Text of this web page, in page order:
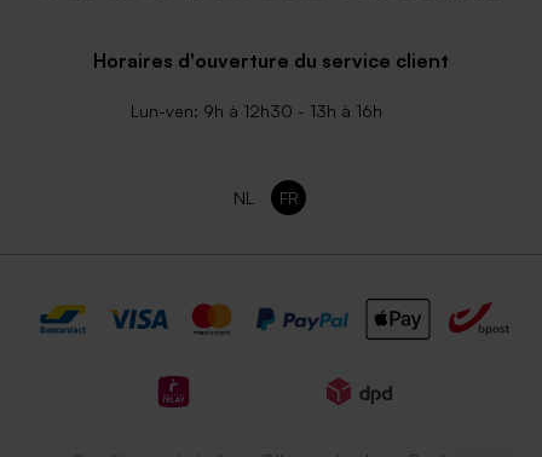
Enveloppe noire rectangle
Horaires d'ouverture du service client
Lun-ven: 9h à 12h30 - 13h à 16h
NL FR